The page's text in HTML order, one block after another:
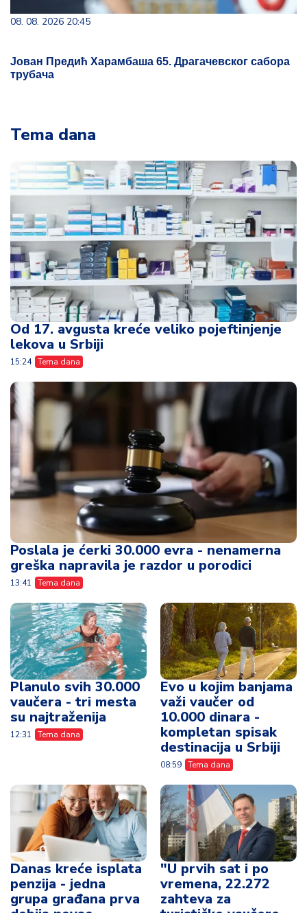
08. 08. 2026 20:45
Јован Предић Харамбаша 65. Драгачевског сабора
трубача
Tema dana
Od 17. avgusta kreće veliko pojeftinjenje
lekova u Srbiji
15:24 Tema dana
Poslala je ćerki 30.000 evra - nenamerna
greška napravila je razdor u porodici
13:41 Tema dana
Planulo svih 30.000
vaučera - tri mesta
su najtraženija
12:31 Tema dana
Evo u kojim banjama
važi vaučer od
10.000 dinara -
kompletan spisak
destinacija u Srbiji
08:59 Tema dana
Danas kreće isplata
penzija - jedna
grupa građana prva
"U prvih sat i po
vremena, 22.272
zahteva za